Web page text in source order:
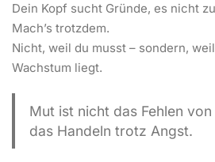
Dein Kopf sucht Gründe, es nicht
Mach’s trotzdem.
Nicht, weil du musst – sondern,
Wachstum liegt.
Mut ist nicht das Fehlen
das Handeln trotz Angst.